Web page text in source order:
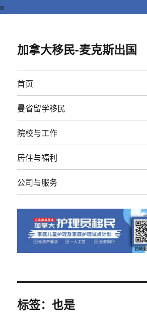
n
加拿大移民-麦克斯出国
首页
曼省留学移民
院校与工作
居住与福利
公司与服务
标签：也是